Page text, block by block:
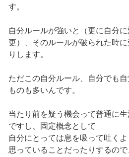
す。
自分ルールが強いと（更に自分
更）、そのルールが破られた時
りします。
ただこの自分ルール、自分でも
ものも多いんです。
当たり前を疑う機会って普通に
ですし、固定概念として
自分にとっては息を吸って吐く
思っていることだったりするので